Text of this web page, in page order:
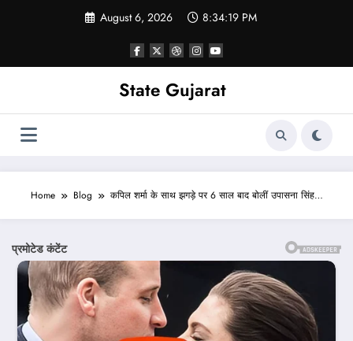
August 6, 2026 8:34:21 PM
State Gujarat
Home Blog कपिल शर्मा के साथ झगड़े पर 6 साल बाद बोलीं उपासना सिंह…